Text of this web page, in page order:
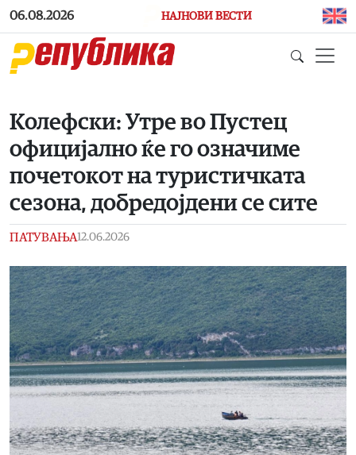
Skip to main content
06.08.2026 НАЈНОВИ ВЕСТИ
Колефски: Утре во Пустец
официјално ќе го означиме
почетокот на туристичката
сезона, добредојдени се сите
ПАТУВАЊА12.06.2026